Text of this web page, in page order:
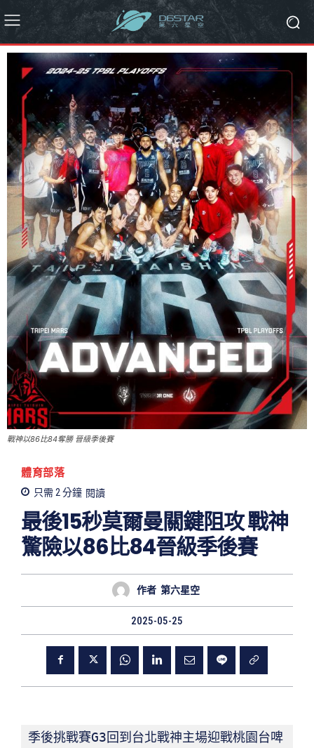
戰神以86比84奪勝 晉級季後賽
體育部落
只需 2分鐘 閱讀
最後15秒莫爾曼關鍵阻攻 戰神
驚險以86比84晉級季後賽
作者 第六星空
2025-05-25
季後挑戰賽G3回到台北戰神主場迎戰桃園台啤